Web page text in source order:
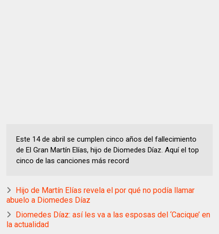
Este 14 de abril se cumplen cinco años del fallecimiento
de El Gran Martín Elías, hijo de Diomedes Díaz. Aquí el top
cinco de las canciones más record
Hijo de Martín Elías revela el por qué no podía llamar
abuelo a Diomedes Díaz
Diomedes Díaz: así les va a las esposas del ‘Cacique’ en
la actualidad